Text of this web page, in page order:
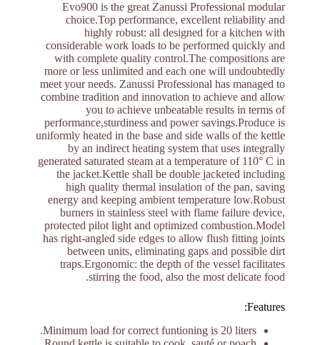
Evo900 is the great Zanussi Professional modular
choice.Top performance, excellent reliability and
highly robust: all designed for a kitchen with
considerable work loads to be performed quickly and
with complete quality control.The compositions are
more or less unlimited and each one will undoubtedly
meet your needs. Zanussi Professional has managed to
combine tradition and innovation to achieve and allow
you to achieve unbeatable results in terms of
performance,sturdiness and power savings.Produce is
uniformly heated in the base and side walls of the kettle
by an indirect heating system that uses integrally
generated saturated steam at a temperature of 110° C in
the jacket.Kettle shall be double jacketed including
high quality thermal insulation of the pan, saving
energy and keeping ambient temperature low.Robust
burners in stainless steel with flame failure device,
protected pilot light and optimized combustion.Model
has right-angled side edges to allow flush fitting joints
between units, eliminating gaps and possible dirt
traps.Ergonomic: the depth of the vessel facilitates
stirring the food, also the most delicate food.
Features:
Minimum load for correct funtioning is 20 liters.